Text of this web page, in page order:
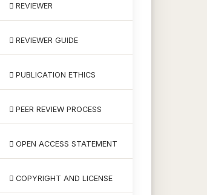
REVIEWER
REVIEWER GUIDE
PUBLICATION ETHICS
PEER REVIEW PROCESS
OPEN ACCESS STATEMENT
COPYRIGHT AND LICENSE